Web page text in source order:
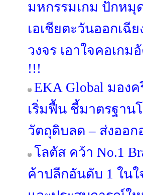
มหกรรมเกม ปักหมุ
เอเชียตะวันออกเฉี
วงจร เอาใจคอเก
!!!
EKA Global มอง
เริ่มฟื้น ชี้มาตรฐาน
วัตถุดิบลด – ส่งออก
โลตัส คว้า No.1
ค้าปลีกอันดับ 1 ใน